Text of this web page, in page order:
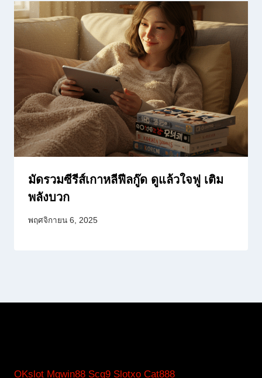
มัดรวมซีรีส์เกาหลีฟีลกู๊ด ดูแล้วใจฟู เติม
พลังบวก
พฤศจิกายน 6, 2025
OKslot Mgwin88 Scg9 Slotxo Cat888